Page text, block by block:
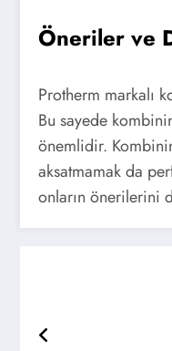
Öneriler ve
Protherm markalı
Bu sayede
önemlidir.
aksatmamak da
onların önerilerini